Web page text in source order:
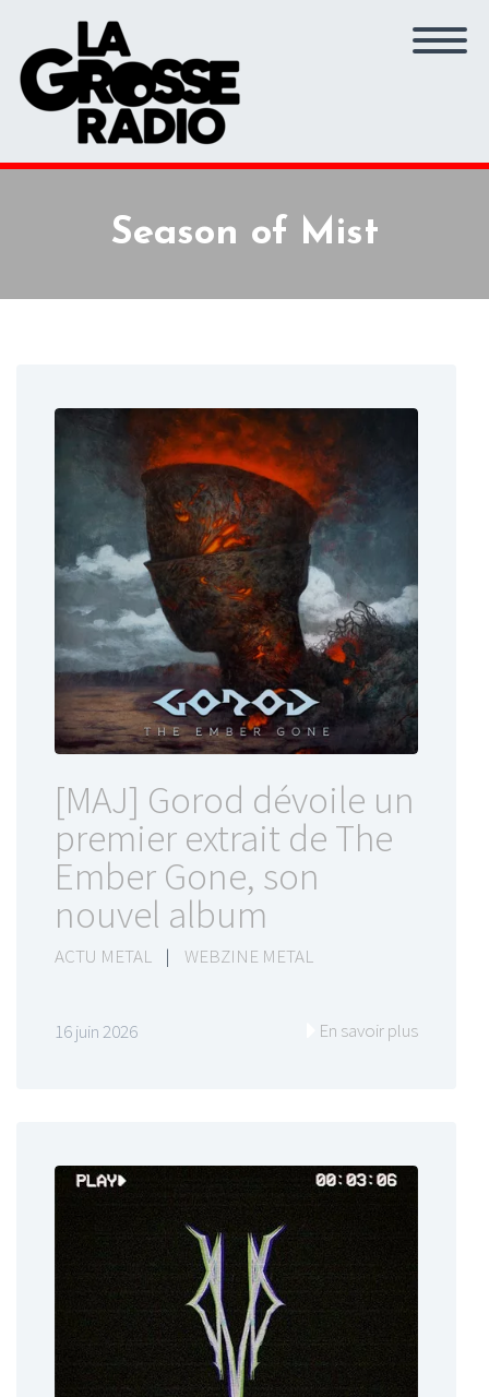
Season of Mist
[MAJ] Gorod dévoile un
premier extrait de The
Ember Gone, son
nouvel album
ACTU METAL | WEBZINE METAL
16 juin 2026 En savoir plus